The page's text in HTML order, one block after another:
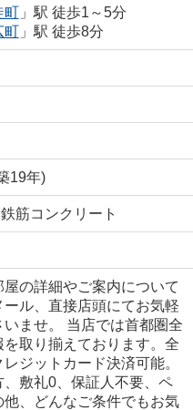
町」駅 徒歩1～5分
町」駅 徒歩8分
19年)
筋コンクリート
の詳細やご案内について
ール、直接店頭にてお気軽
いませ。 当店では首都圏全
取り揃えております。全
ジットカード決済可能。
、敷礼0、保証人不要、ペ
他、どんなご条件でもお気